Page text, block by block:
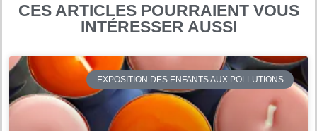
CES ARTICLES POURRAIENT VOUS
INTÉRESSER AUSSI
EXPOSITION DES ENFANTS AUX POLLUTIONS